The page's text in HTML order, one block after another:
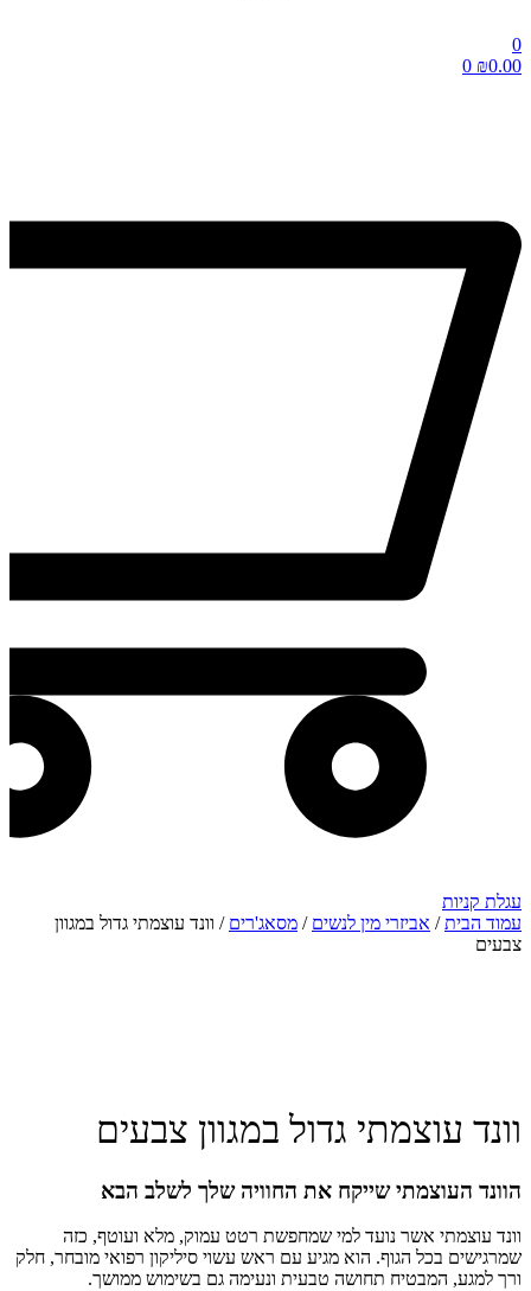
0
₪0.00
0
עגלת קניות
עמוד הבית/ אביזרי מין לנשים / מסאג'רים / וונד עוצמתי גדול במגוון
צבעים
וונד עוצמתי גדול במגוון צבעים
הוונד העוצמתי שייקח את החוויה שלך לשלב הבא
וונד עוצמתי אשר נועד למי שמחפשת רטט עמוק, מלא ועוטף, כזה
שמרגישים בכל הגוף. הוא מגיע עם ראש עשוי סיליקון רפואי מובחר, חלק
ורך למגע, המבטיח תחושה טבעית ונעימה גם בשימוש ממושך.